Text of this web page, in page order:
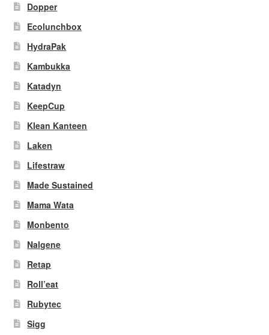
Dopper
Ecolunchbox
HydraPak
Kambukka
Katadyn
KeepCup
Klean Kanteen
Laken
Lifestraw
Made Sustained
Mama Wata
Monbento
Nalgene
Retap
Roll’eat
Rubytec
Sigg